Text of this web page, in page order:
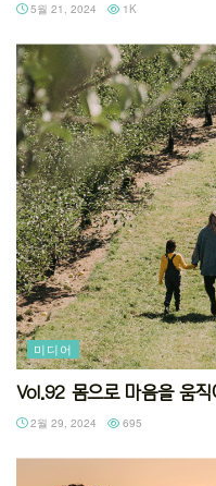
5월 21, 2024 1K
미디어
Vol.92 몸으로 마음을 움직
2월 29, 2024 695